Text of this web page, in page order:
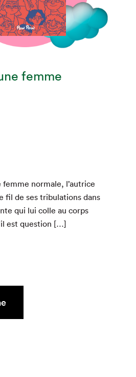
femme
femme nor­male, l’autrice
fil de ses tribu­la­tions dans
qui lui colle au corps
est question […]